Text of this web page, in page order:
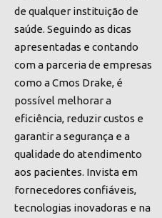
de qualquer instituição de
saúde. Seguindo as dicas
apresentadas e contando
com a parceria de empresas
como a Cmos Drake, é
possível melhorar a
eficiência, reduzir custos e
garantir a segurança e a
qualidade do atendimento
aos pacientes. Invista em
fornecedores confiáveis,
tecnologias inovadoras e na